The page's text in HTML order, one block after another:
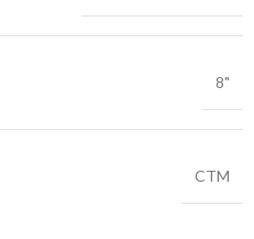
8"
CTM